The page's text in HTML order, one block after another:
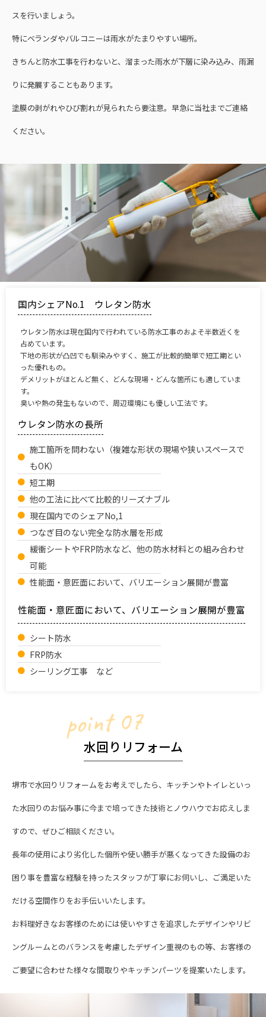
スを行いましょう。
特にベランダやバルコニーは雨水がたまりやすい場所。
きちんと防水工事を行わないと、溜まった雨水が下層に染み込み、雨漏
りに発展することもあります。
塗膜の剥がれやひび割れが見られたら要注意。早急に当社までご連絡
ください。
国内シェアNo.1 ウレタン防水
ウレタン防水は現在国内で行われている防水工事のおよそ半数近くを
占めています。
下地の形状が凸凹でも馴染みやすく、施工が比較的簡単で短工期とい
った優れもの。
デメリットがほとんど無く、どんな現場・どんな箇所にも適していま
す。
臭いや熱の発生もないので、周辺環境にも優しい工法です。
ウレタン防水の長所
施工箇所を問わない（複雑な形状の現場や狭いスペースで
もOK）
短工期
他の工法に比べて比較的リーズナブル
現在国内でのシェアNo,1
つなぎ目のない完全な防水層を形成
緩衝シートやFRP防水など、他の防水材料との組み合わせ
可能
性能面・意匠面において、バリエーション展開が豊富
性能面・意匠面において、バリエーション展開が豊富
シート防水
FRP防水
シーリング工事 など
水回りリフォーム
point 07
堺市で水回りリフォームをお考えでしたら、キッチンやトイレといっ
た水回りのお悩み事に今まで培ってきた技術とノウハウでお応えしま
すので、ぜひご相談ください。
長年の使用により劣化した個所や使い勝手が悪くなってきた設備のお
困り事を豊富な経験を持ったスタッフが丁寧にお伺いし、ご満足いた
だける空間作りをお手伝いいたします。
お料理好きなお客様のためには使いやすさを追求したデザインやリビ
ングルームとのバランスを考慮したデザイン重視のもの等、お客様の
ご要望に合わせた様々な間取りやキッチンパーツを提案いたします。